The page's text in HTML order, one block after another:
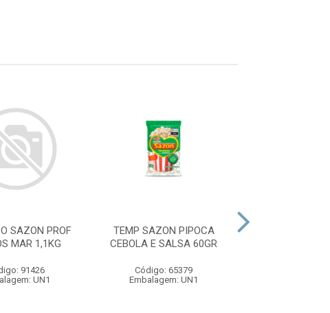
SAZON PROF
MAR 1,1KG
91426
UN1
TEMP SAZON PIPOCA
CEBOLA E SALSA 60GR
Código: 65379
Embalagem: UN1